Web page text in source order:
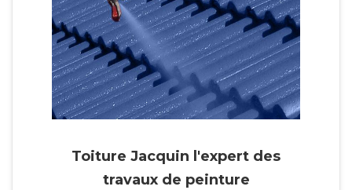
Toiture Jacquin l'expert des
travaux de peinture